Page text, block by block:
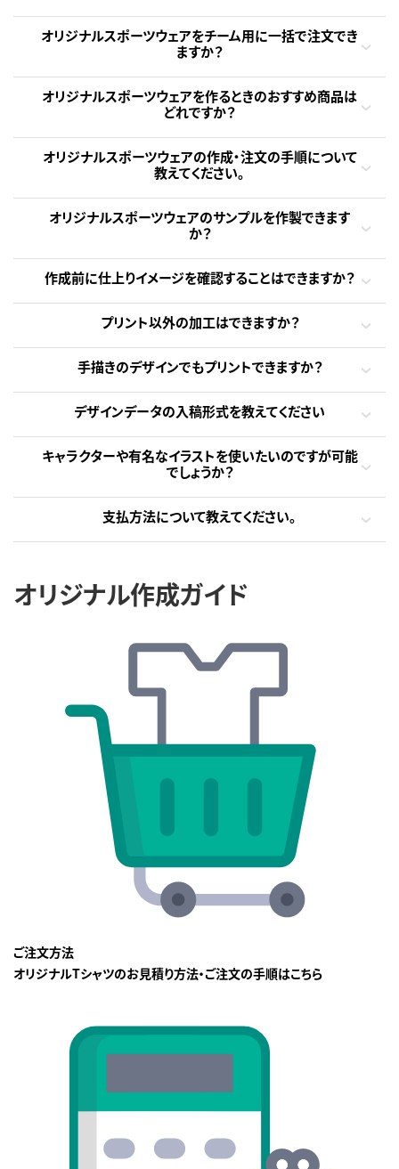
オリジナルスポーツウェアをチーム用に一括で注文でき
ますか？
オリジナルスポーツウェアを作るときのおすすめ商品は
どれですか？
オリジナルスポーツウェアの作成・注文の手順について
教えてください。
オリジナルスポーツウェアのサンプルを作製できます
か？
作成前に仕上りイメージを確認することはできますか？
プリント以外の加工はできますか？
手描きのデザインでもプリントできますか？
デザインデータの入稿形式を教えてください
キャラクターや有名なイラストを使いたいのですが可能
でしょうか？
支払方法について教えてください。
オリジナル作成ガイド
ご注文方法
オリジナルTシャツのお見積り方法・ご注文の手順はこちら